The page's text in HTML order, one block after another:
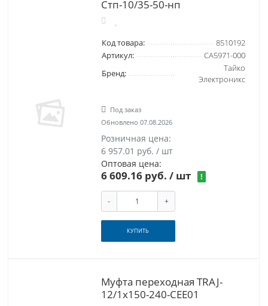
Стп-10/35-50-нп
Код товара:
8510192
Артикул:
CA5971-000
Бренд:
Тайко
Электроникс
Под заказ
Обновлено 07.08.2026
Розничная цена:
6 957.01 руб. / шт
Оптовая цена:
6 609.16 руб. / шт !
- +
КУПИТЬ
Муфта переходная TRAJ-
12/1x150-240-CEE01